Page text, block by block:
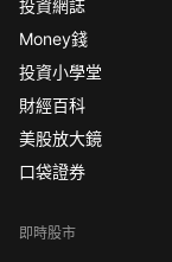
投資網誌
Money錢
投資小學堂
財經百科
美股放大鏡
口袋證券
即時股市